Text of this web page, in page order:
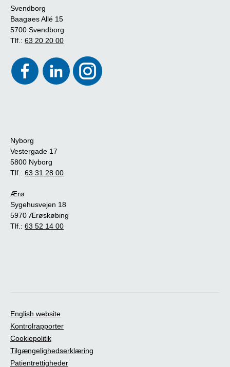
Svendborg
Baagøes Allé 15
5700 Svendborg
Tlf.: 63 20 20 00
Nyborg
Vestergade 17
5800 Nyborg
Tlf.: 63 31 28 00
Ærø
Sygehusvejen 18
5970 Ærøskøbing
Tlf.: 63 52 14 00
English website
Kontrolrapporter
Cookiepolitik
Tilgængelighedserklæring
Patientrettigheder